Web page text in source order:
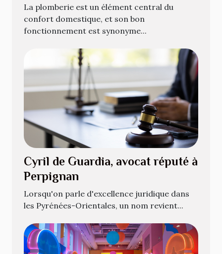
plomberie
La plomberie est un élément central du
confort domestique, et son bon
fonctionnement est synonyme...
Cyril de Guardia, avocat réputé à
Perpignan
Lorsqu'on parle d'excellence juridique dans
les Pyrénées-Orientales, un nom revient...